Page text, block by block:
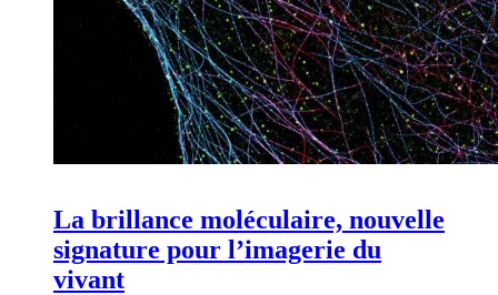
La brillance moléculaire, nouvelle
signature pour l’imagerie du
vivant